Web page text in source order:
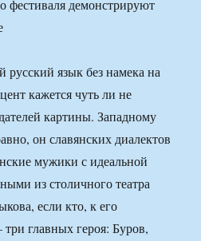
русский язык без намека на
кажется чуть ли не
картины. Западному
он славянских диалектов
мужики с идеальной
из столичного театра
если кто, к его
главных героя: Буров,